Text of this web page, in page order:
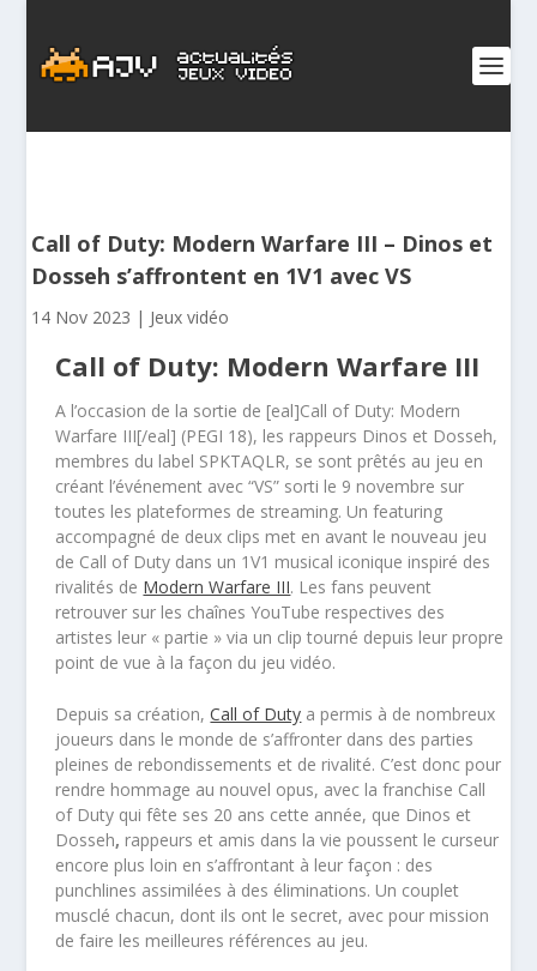
Call of Duty: Modern Warfare III – Dinos et
Dosseh s’affrontent en 1V1 avec VS
14 Nov 2023 | Jeux vidéo
Call of Duty: Modern Warfare III
A l’occasion de la sortie de [eal]Call of Duty: Modern
Warfare III[/eal] (PEGI 18), les rappeurs Dinos et Dosseh,
membres du label SPKTAQLR, se sont prêtés au jeu en
créant l’événement avec “VS” sorti le 9 novembre sur
toutes les plateformes de streaming. Un featuring
accompagné de deux clips met en avant le nouveau jeu
de Call of Duty dans un 1V1 musical iconique inspiré des
rivalités de Modern Warfare III. Les fans peuvent
retrouver sur les chaînes YouTube respectives des
artistes leur « partie » via un clip tourné depuis leur propre
point de vue à la façon du jeu vidéo.
Depuis sa création,Call of Duty a permis à de nombreux
joueurs dans le monde de s’affronter dans des parties
pleines de rebondissements et de rivalité. C’est donc pour
rendre hommage au nouvel opus, avec la franchise Call
of Duty qui fête ses 20 ans cette année, que Dinos et
Dosseh, rappeurs et amis dans la vie poussent le curseur
encore plus loin en s’affrontant à leur façon : des
punchlines assimilées à des éliminations. Un couplet
musclé chacun, dont ils ont le secret, avec pour mission
de faire les meilleures références au jeu.